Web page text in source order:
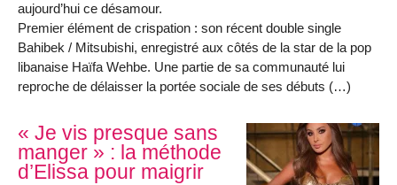
aujourd’hui ce désamour.
Premier élément de crispation : son récent double single
Bahibek / Mitsubishi, enregistré aux côtés de la star de la pop
libanaise Haïfa Wehbe. Une partie de sa communauté lui
reproche de délaisser la portée sociale de ses débuts (…)
« Je vis presque sans
manger » : la méthode
d’Elissa pour maigrir